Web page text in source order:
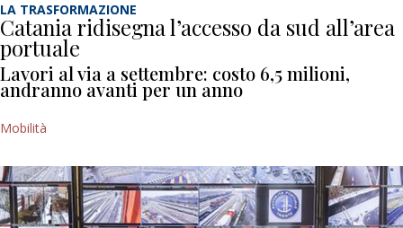
LA TRASFORMAZIONE
Catania ridisegna l’accesso da sud all’area
portuale
Lavori al via a settembre: costo 6,5 milioni,
andranno avanti per un anno
Mobilità